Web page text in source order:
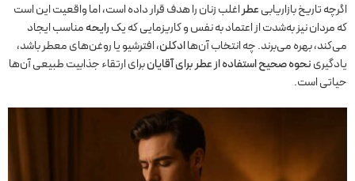
اگرچه تاریخ بازاریابیعطراغلب زنان را هدف قرار داده است، اما واقعیت این است
که مردان نیز به‌شدت از اعتماد به نفس و کاریزمایی که یکرایحهمناسب ایجاد
می‌کند، بهره می‌برند. چه انتخاب آن‌هاادکلن، افترشیو یا روغن‌های معطر باشد،
یادگیرینحوه صحیح استفاده از عطر برای آقایانبرای ارتقاء جذابیت طبیعی آن‌ها
حیاتی است.